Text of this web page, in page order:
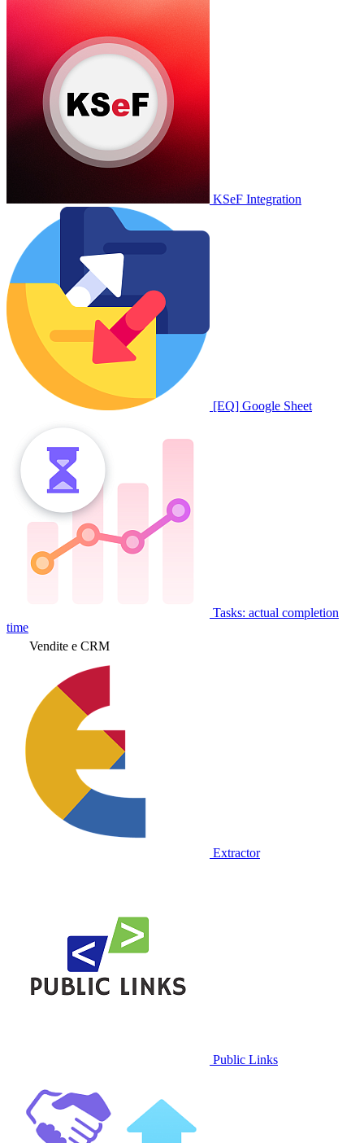
KSeF Integration
[EQ] Google Sheet
Tasks: actual completion
time
Vendite e CRM
Extractor
Public Links